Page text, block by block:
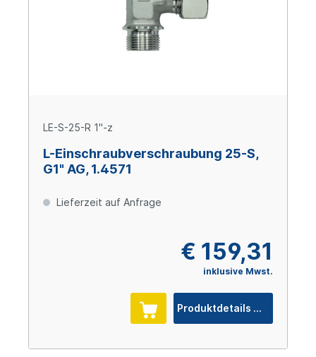
LE-S-25-R 1"-z
L-Einschraubverschraubung 25-S,
G1" AG, 1.4571
Lieferzeit auf Anfrage
€ 159,31
inklusive Mwst.
Produktdetails